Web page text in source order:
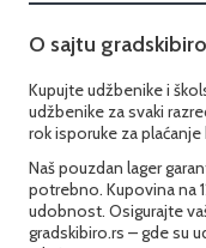
O sajtu
Kupujte udžbenike i
udžbenike za svaki
rok isporuke za plaćanje
Naš pouzdan lager
potrebno. Kupovina na
udobnost. Osigurajte
gradskibiro.rs – gde su